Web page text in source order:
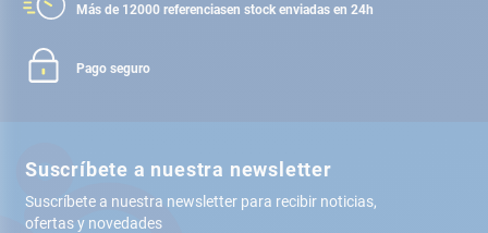
Más de 12000 referenciasen stock enviadas en 24h
Pago seguro
Suscríbete a nuestra newsletter
Suscríbete a nuestra newsletter para recibir noticias,
ofertas y novedades